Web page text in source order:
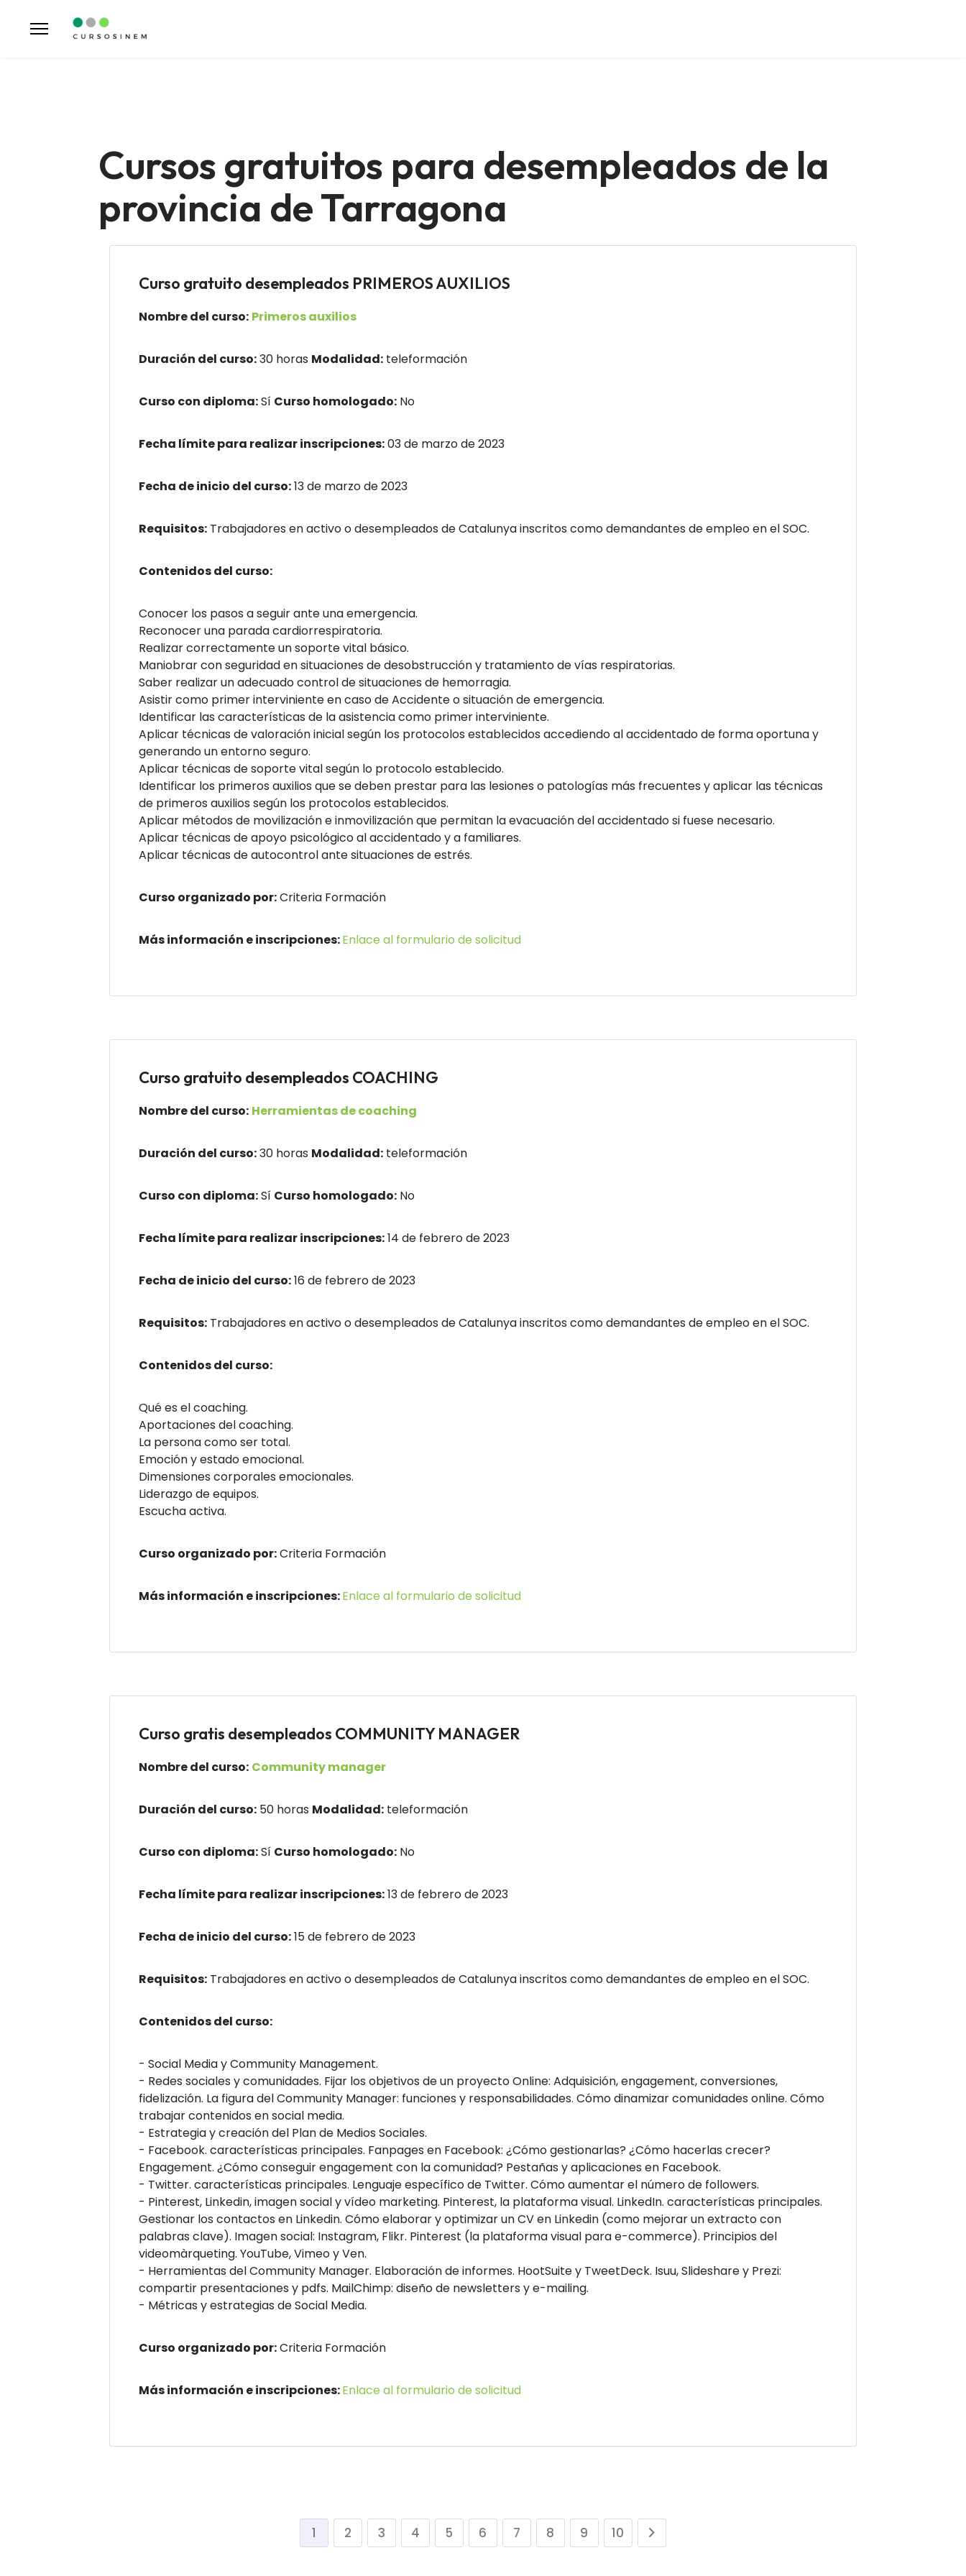
Cursos gratuitos para desempleados de la
provincia de Tarragona
Curso gratuito desempleados PRIMEROS AUXILIOS
Nombre del curso: Primeros auxilios
Duración del curso:30 horas Modalidad: teleformación
Curso con diploma:Sí Curso homologado: No
Fecha límite para realizar inscripciones:03 de marzo de 2023
Fecha de inicio del curso:13 de marzo de 2023
Requisitos: Trabajadores en activo o desempleados de Catalunya inscritos como demandantes de empleo en el SOC.
Contenidos del curso:
Conocer los pasos a seguir ante una emergencia.
Reconocer una parada cardiorrespiratoria.
Realizar correctamente un soporte vital básico.
Maniobrar con seguridad en situaciones de desobstrucción y tratamiento de vías respiratorias.
Saber realizar un adecuado control de situaciones de hemorragia.
Asistir como primer interviniente en caso de Accidente o situación de emergencia.
Identificar las características de la asistencia como primer interviniente.
Aplicar técnicas de valoración inicial según los protocolos establecidos accediendo al accidentado de forma oportuna y
generando un entorno seguro.
Aplicar técnicas de soporte vital según lo protocolo establecido.
Identificar los primeros auxilios que se deben prestar para las lesiones o patologías más frecuentes y aplicar las técnicas
de primeros auxilios según los protocolos establecidos.
Aplicar métodos de movilización e inmovilización que permitan la evacuación del accidentado si fuese necesario.
Aplicar técnicas de apoyo psicológico al accidentado y a familiares.
Aplicar técnicas de autocontrol ante situaciones de estrés.
Curso organizado por:Criteria Formación
Más información e inscripciones:Enlace al formulario de solicitud
Curso gratuito desempleados COACHING
Nombre del curso: Herramientas de coaching
Duración del curso:30 horas Modalidad: teleformación
Curso con diploma:Sí Curso homologado: No
Fecha límite para realizar inscripciones:14 de febrero de 2023
Fecha de inicio del curso:16 de febrero de 2023
Requisitos: Trabajadores en activo o desempleados de Catalunya inscritos como demandantes de empleo en el SOC.
Contenidos del curso:
Qué es el coaching.
Aportaciones del coaching.
La persona como ser total.
Emoción y estado emocional.
Dimensiones corporales emocionales.
Liderazgo de equipos.
Escucha activa.
Curso organizado por:Criteria Formación
Más información e inscripciones:Enlace al formulario de solicitud
Curso gratis desempleados COMMUNITY MANAGER
Nombre del curso: Community manager
Duración del curso: 50 horas Modalidad: teleformación
Curso con diploma:Sí Curso homologado: No
Fecha límite para realizar inscripciones:13 de febrero de 2023
Fecha de inicio del curso:15 de febrero de 2023
Requisitos: Trabajadores en activo o desempleados de Catalunya inscritos como demandantes de empleo en el SOC.
Contenidos del curso:
- Social Media y Community Management.
- Redes sociales y comunidades. Fijar los objetivos de un proyecto Online: Adquisición, engagement, conversiones,
fidelización. La figura del Community Manager: funciones y responsabilidades. Cómo dinamizar comunidades online. Cómo
trabajar contenidos en social media.
- Estrategia y creación del Plan de Medios Sociales.
- Facebook. características principales. Fanpages en Facebook: ¿Cómo gestionarlas? ¿Cómo hacerlas crecer?
Engagement. ¿Cómo conseguir engagement con la comunidad? Pestañas y aplicaciones en Facebook.
- Twitter. características principales. Lenguaje específico de Twitter. Cómo aumentar el número de followers.
- Pinterest, Linkedin, imagen social y vídeo marketing. Pinterest, la plataforma visual. LinkedIn. características principales.
Gestionar los contactos en Linkedin. Cómo elaborar y optimizar un CV en Linkedin (como mejorar un extracto con
palabras clave). Imagen social: Instagram, Flikr. Pinterest (la plataforma visual para e-commerce). Principios del
videomàrqueting. YouTube, Vimeo y Ven.
- Herramientas del Community Manager. Elaboración de informes. HootSuite y TweetDeck. Isuu, Slideshare y Prezi:
compartir presentaciones y pdfs. MailChimp: diseño de newsletters y e-mailing.
- Métricas y estrategias de Social Media.
Curso organizado por:Criteria Formación
Más información e inscripciones:Enlace al formulario de solicitud
1 2 3 4 5 6 7 8 9 10